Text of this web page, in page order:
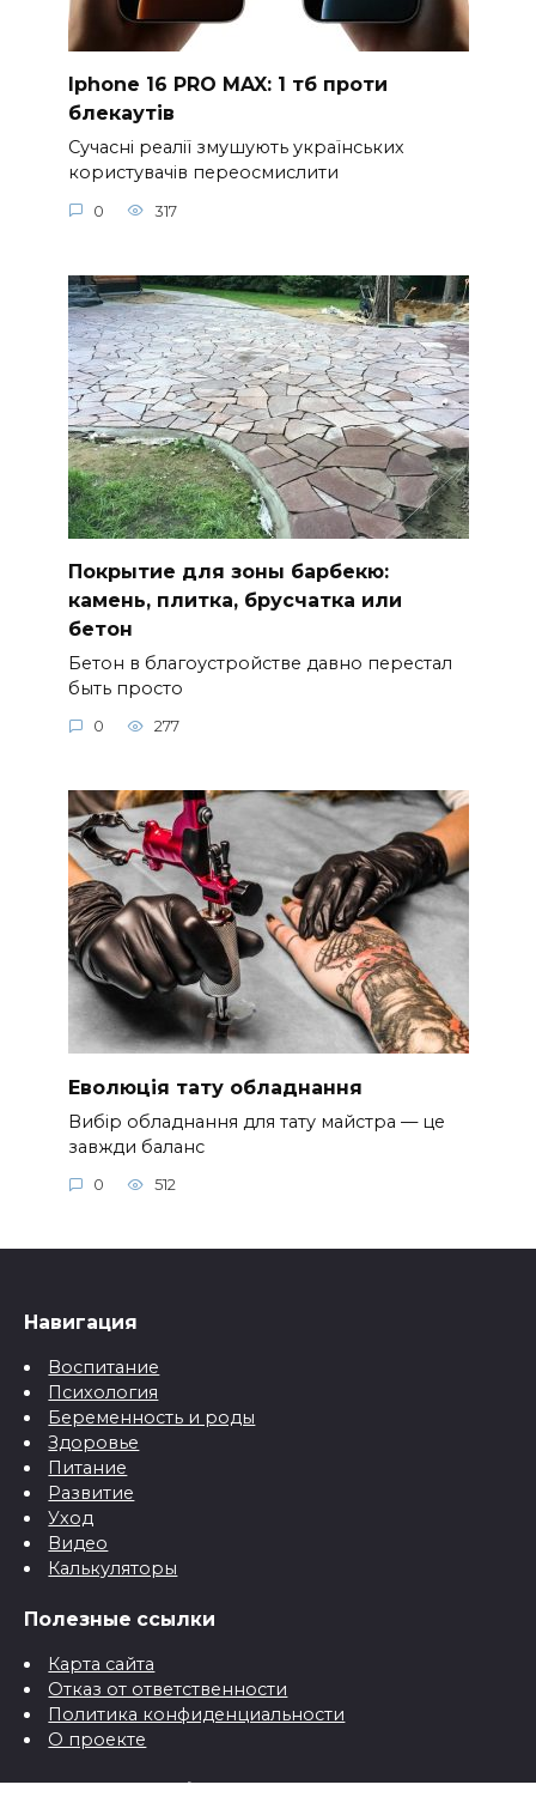
Iphone 16 PRO MAX: 1 тб проти
блекаутів
Сучасні реалії змушують українських
користувачів переосмислити
0 317
Покрытие для зоны барбекю:
камень, плитка, брусчатка или
бетон
Бетон в благоустройстве давно перестал
быть просто
0 277
Еволюція тату обладнання
Вибір обладнання для тату майстра — це
завжди баланс
0 512
Навигация
Воспитание
Психология
Беременность и роды
Здоровье
Питание
Развитие
Уход
Видео
Калькуляторы
Полезные ссылки
Карта сайта
Отказ от ответственности
Политика конфиденциальности
О проекте
Контактная информация